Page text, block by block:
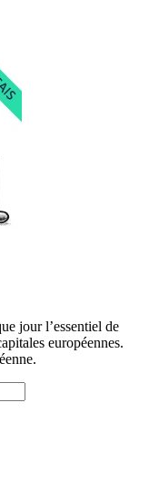
jour l’essentiel de
européennes.